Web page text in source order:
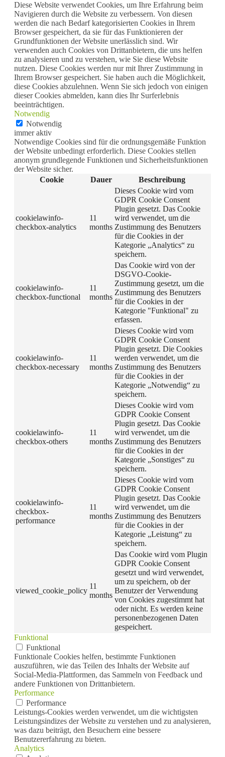
Diese Website verwendet Cookies, um Ihre Erfahrung beim
Navigieren durch die Website zu verbessern. Von diesen
werden die nach Bedarf kategorisierten Cookies in Ihrem
Browser gespeichert, da sie für das Funktionieren der
Grundfunktionen der Website unerlässlich sind. Wir
verwenden auch Cookies von Drittanbietern, die uns helfen
zu analysieren und zu verstehen, wie Sie diese Website
nutzen. Diese Cookies werden nur mit Ihrer Zustimmung in
Ihrem Browser gespeichert. Sie haben auch die Möglichkeit,
diese Cookies abzulehnen. Wenn Sie sich jedoch von einigen
dieser Cookies abmelden, kann dies Ihr Surferlebnis
beeinträchtigen.
Notwendig
Notwendig
immer aktiv
Notwendige Cookies sind für die ordnungsgemäße Funktion
der Website unbedingt erforderlich. Diese Cookies stellen
anonym grundlegende Funktionen und Sicherheitsfunktionen
der Website sicher.
Cookie
Dauer Beschreibung
cookielawinfo-
checkbox-analytics
11
months
Dieses Cookie wird vom
GDPR Cookie Consent
Plugin gesetzt. Das Cookie
wird verwendet, um die
Zustimmung des Benutzers
für die Cookies in der
Kategorie „Analytics“ zu
speichern.
cookielawinfo-
checkbox-functional
11
months
Das Cookie wird von der
DSGVO-Cookie-
Zustimmung gesetzt, um die
Zustimmung des Benutzers
für die Cookies in der
Kategorie "Funktional" zu
erfassen.
cookielawinfo-
checkbox-necessary
11
months
Dieses Cookie wird vom
GDPR Cookie Consent
Plugin gesetzt. Die Cookies
werden verwendet, um die
Zustimmung des Benutzers
für die Cookies in der
Kategorie „Notwendig“ zu
speichern.
cookielawinfo-
checkbox-others
11
months
Dieses Cookie wird vom
GDPR Cookie Consent
Plugin gesetzt. Das Cookie
wird verwendet, um die
Zustimmung des Benutzers
für die Cookies in der
Kategorie „Sonstiges“ zu
speichern.
cookielawinfo-
checkbox-
performance
11
months
Dieses Cookie wird vom
GDPR Cookie Consent
Plugin gesetzt. Das Cookie
wird verwendet, um die
Zustimmung des Benutzers
für die Cookies in der
Kategorie „Leistung“ zu
speichern.
viewed_cookie_policy
11
months
Das Cookie wird vom Plugin
GDPR Cookie Consent
gesetzt und wird verwendet,
um zu speichern, ob der
Benutzer der Verwendung
von Cookies zugestimmt hat
oder nicht. Es werden keine
personenbezogenen Daten
gespeichert.
Funktional
Funktional
Funktionale Cookies helfen, bestimmte Funktionen
auszuführen, wie das Teilen des Inhalts der Website auf
Social-Media-Plattformen, das Sammeln von Feedback und
andere Funktionen von Drittanbietern.
Performance
Performance
Leistungs-Cookies werden verwendet, um die wichtigsten
Leistungsindizes der Website zu verstehen und zu analysieren,
was dazu beiträgt, den Besuchern eine bessere
Benutzererfahrung zu bieten.
Analytics